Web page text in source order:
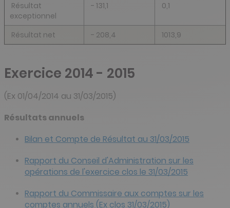
Résultat
exceptionnel
- 131,1 0,1
Résultat net - 208,4 1013,9
Exercice 2014 - 2015
(Ex 01/04/2014 au 31/03/2015)
Résultats annuels
Bilan et Compte de Résultat au 31/03/2015
Rapport du Conseil d'Administration sur les
opérations de l'exercice clos le 31/03/2015
Rapport du Commissaire aux comptes sur les
comptes annuels (Ex clos 31/03/2015)